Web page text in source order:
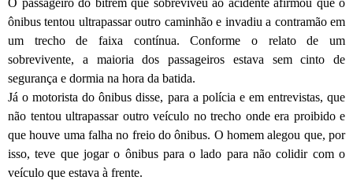
ônibus tentou ultrapassar outro caminhão e invadiu a contramão em
um trecho de faixa contínua. Conforme o relato de um
sobrevivente, a maioria dos passageiros estava sem cinto de
segurança e dormia na hora da batida.
Já o motorista do ônibus disse, para a polícia e em entrevistas, que
não tentou ultrapassar outro veículo no trecho onde era proibido e
que houve uma falha no freio do ônibus. O homem alegou que, por
isso, teve que jogar o ônibus para o lado para não colidir com o
veículo que estava à frente.